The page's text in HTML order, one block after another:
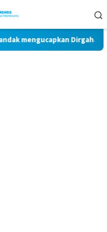
Dirgahayu RI ke-